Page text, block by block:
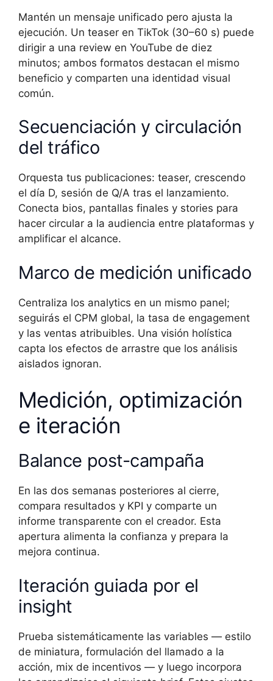
Mantén un mensaje unificado pero ajusta la
ejecución. Un teaser en TikTok (30–60 s) puede
dirigir a una review en YouTube de diez
minutos; ambos formatos destacan el mismo
beneficio y comparten una identidad visual
común.
Secuenciación y circulación
del tráfico
Orquesta tus publicaciones: teaser, crescendo
el día D, sesión de Q/A tras el lanzamiento.
Conecta bios, pantallas finales y stories para
hacer circular a la audiencia entre plataformas y
amplificar el alcance.
Marco de medición unificado
Centraliza los analytics en un mismo panel;
seguirás el CPM global, la tasa de engagement
y las ventas atribuibles. Una visión holística
capta los efectos de arrastre que los análisis
aislados ignoran.
Medición, optimización
e iteración
Balance post-campaña
En las dos semanas posteriores al cierre,
compara resultados y KPI y comparte un
informe transparente con el creador. Esta
apertura alimenta la confianza y prepara la
mejora continua.
Iteración guiada por el
insight
Prueba sistemáticamente las variables — estilo
de miniatura, formulación del llamado a la
acción, mix de incentivos — y luego incorpora